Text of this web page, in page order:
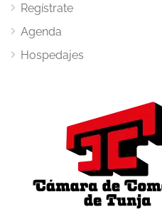
Regístrate
Agenda
Hospedajes